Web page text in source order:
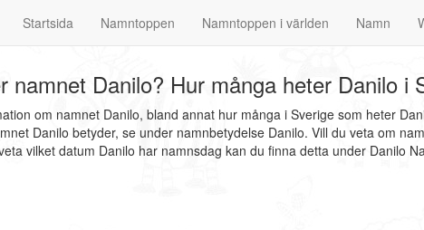
Startsida Namntoppen Namntoppen i världen Namn
namnet Danilo? Hur många heter Danilo i
om namnet Danilo, bland annat hur många i Sverige som heter
Danilo betyder, se under namnbetydelse Danilo. Vill du veta om
vilket datum Danilo har namnsdag kan du finna detta under Danilo